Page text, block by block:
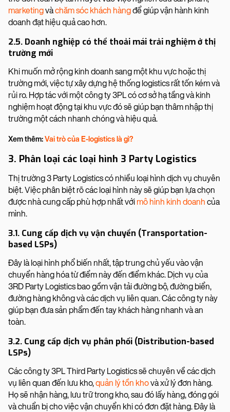
marketingvàchăm sóc khách hàngđể giúp vận hành kinh
doanh đạt hiệu quả cao hơn.
2.5. Doanh nghiệp có thể thoải mái trải nghiệm ở thị
trường mới
Khi muốn mở rộng kinh doanh sang một khu vực hoặc thị
trường mới, việc tự xây dựng hệ thống logistics rất tốn kém và
rủi ro. Hợp tác với một công ty 3PL có cơ sở hạ tầng và kinh
nghiệm hoạt động tại khu vực đó sẽ giúp bạn thâm nhập thị
trường một cách nhanh chóng và hiệu quả.
Xem thêm:Vai trò của E-logistics là gì?
3. Phân loại các loại hình 3 Party Logistics
Thị trường 3 Party Logistics có nhiều loại hình dịch vụ chuyên
biệt. Việc phân biệt rõ các loại hình này sẽ giúp bạn lựa chọn
được nhà cung cấp phù hợp nhất với mô hình kinh doanh của
mình.
3.1. Cung cấp dịch vụ vận chuyển (Transportation-
based LSPs)
Đây là loại hình phổ biến nhất, tập trung chủ yếu vào vận
chuyển hàng hóa từ điểm này đến điểm khác. Dịch vụ của
3RD Party Logistics bao gồm vận tải đường bộ, đường biển,
đường hàng không và các dịch vụ liên quan. Các công ty này
giúp bạn đưa sản phẩm đến tay khách hàng nhanh và an
toàn.
3.2. Cung cấp dịch vụ phân phối (Distribution-based
LSPs)
Các công ty 3PL Third Party Logistics sẽ chuyên về các dịch
vụ liên quan đến lưu kho,quản lý tồn khovà xử lý đơn hàng.
Họ sẽ nhận hàng, lưu trữ trong kho, sau đó lấy hàng, đóng gói
và chuẩn bị cho việc vận chuyển khi có đơn đặt hàng. Đây là